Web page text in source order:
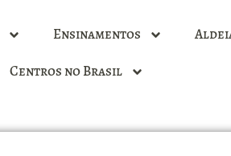
Ensinamentos
Centros no Brasil